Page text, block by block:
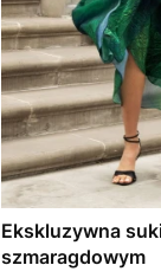
Ekskluzywna
szmaragdowym